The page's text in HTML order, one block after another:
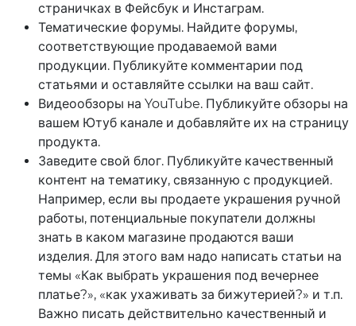
страничках в Фейсбук и Инстаграм.
Тематические форумы. Найдите форумы,
соответствующие продаваемой вами
продукции. Публикуйте комментарии под
статьями и оставляйте ссылки на ваш сайт.
Видеообзоры на YouTube. Публикуйте обзоры на
вашем Ютуб канале и добавляйте их на страницу
продукта.
Заведите свой блог. Публикуйте качественный
контент на тематику, связанную с продукцией.
Например, если вы продаете украшения ручной
работы, потенциальные покупатели должны
знать в каком магазине продаются ваши
изделия. Для этого вам надо написать статьи на
темы «Как выбрать украшения под вечернее
платье?», «как ухаживать за бижутерией?» и т.п.
Важно писать действительно качественный и